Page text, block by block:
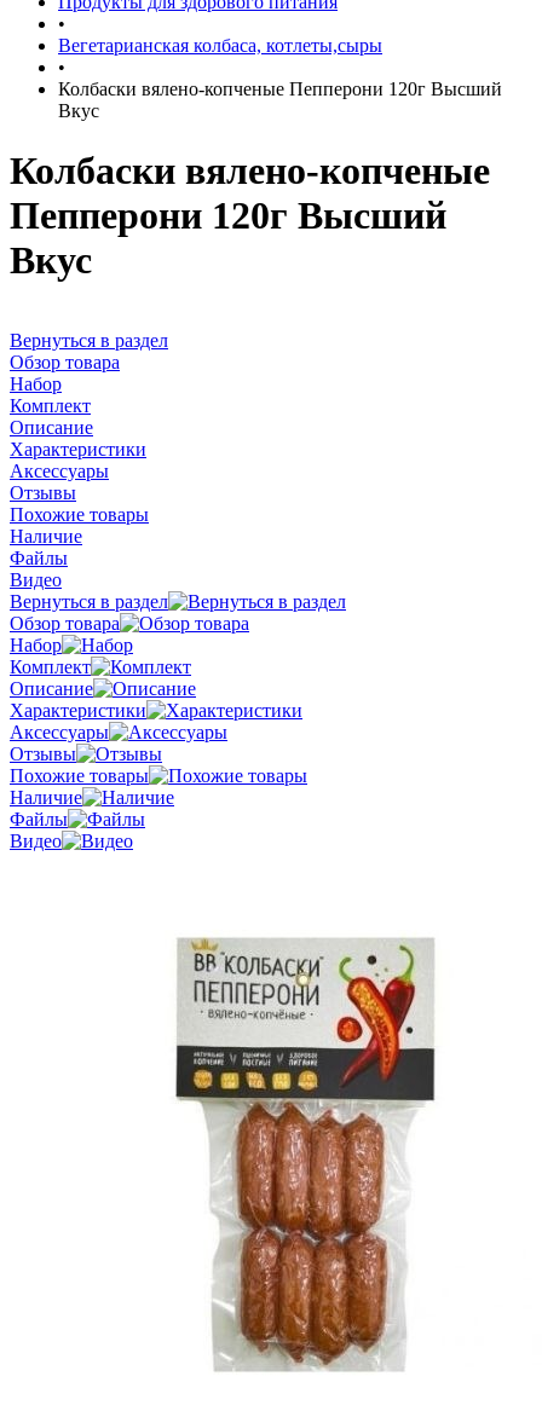
•
Вегетарианская колбаса, котлеты,сыры
•
Колбаски вялено-копченые Пепперони 120г Высший
Вкус
Колбаски вялено-копченые
Пепперони 120г Высший
Вкус
Вернуться в раздел
Обзор товара
Набор
Комплект
Описание
Характеристики
Аксессуары
Отзывы
Похожие товары
Наличие
Файлы
Видео
Вернуться в раздел
Обзор товара
Набор
Комплект
Описание
Характеристики
Аксессуары
Отзывы
Похожие товары
Наличие
Файлы
Видео